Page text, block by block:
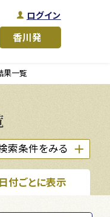
ログイン
果一覧
索条件をみる
日付ごとに表示